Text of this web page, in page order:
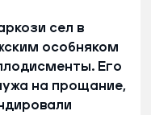
сел в
особняком
Его
на прощание,